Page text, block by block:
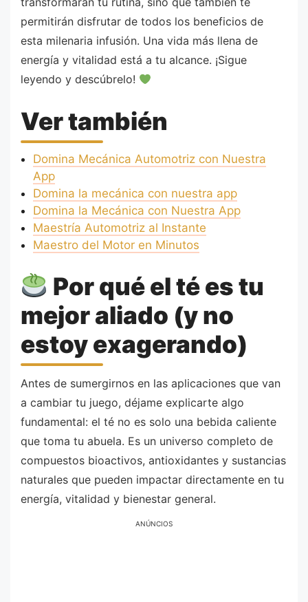
permitirán disfrutar de todos los beneficios de
esta milenaria infusión. Una vida más llena de
energía y vitalidad está a tu alcance. ¡Sigue
leyendo y descúbrelo!
Ver también
Domina Mecánica Automotriz con Nuestra
App
Domina la mecánica con nuestra app
Domina la Mecánica con Nuestra App
Maestría Automotriz al Instante
Maestro del Motor en Minutos
Por qué el té es tu
mejor aliado (y no
estoy exagerando)
Antes de sumergirnos en las aplicaciones que van
a cambiar tu juego, déjame explicarte algo
fundamental: el té no es solo una bebida caliente
que toma tu abuela. Es un universo completo de
compuestos bioactivos, antioxidantes y sustancias
naturales que pueden impactar directamente en tu
energía, vitalidad y bienestar general.
ANÚNCIOS